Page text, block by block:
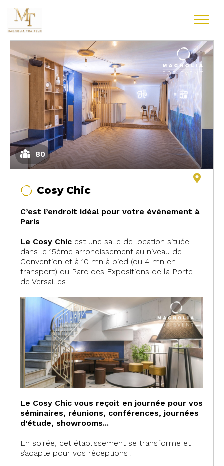
80
Cosy Chic
C’est l’endroit idéal pour votre événement à
Paris
Le Cosy Chic est une salle de location située
dans le 15ème arrondissement au niveau de
Convention et à 10 mn à pied (ou 4 mn en
transport) du Parc des Expositions de la Porte
de Versailles
Le Cosy Chic vous reçoit en journée pour vos
séminaires, réunions, conférences, journées
d’étude, showrooms...
En soirée, cet établissement se transforme et
s’adapte pour vos réceptions :